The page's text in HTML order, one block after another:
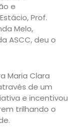
e
Prof.
Melo,
ASCC, deu o
Maria Clara
de um
e incentivou
trilhando o